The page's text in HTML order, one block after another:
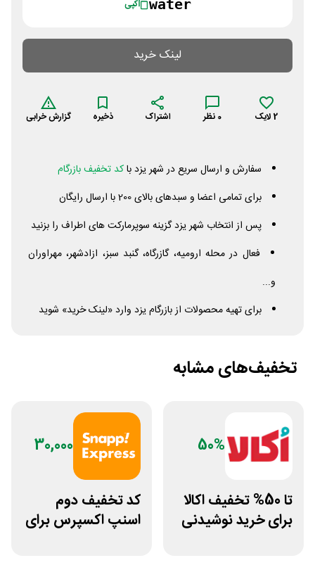
water کپی
لینک خرید
2لایک 0 نظر اشتراک ذخیره گزارش خرابی
سفارش و ارسال سریع در شهر یزد باکد تخفیف بازرگام
برای تمامی اعضا و سبدهای بالای 200 با ارسال رایگان
پس از انتخاب شهر یزد گزینه سوپرمارکت های اطراف را بزنید
فعال در محله ارومیه، گازرگاه، گنبد سبز، ازادشهر، مهراوران
و...
برای تهیه محصولات از بازرگام یزد وارد «لینک خرید» شوید
تخفیف‌های مشابه
50%
تا 50% تخفیف اکالا
برای خرید نوشیدنی
30,000
کد تخفیف دوم
اسنپ اکسپرس برای